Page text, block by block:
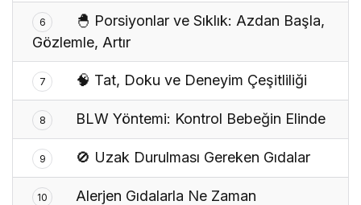
6
🐣 Porsiyonlar ve Sıklık: Azdan Başla,
Gözlemle, Artır
7 🧠 Tat, Doku ve Deneyim Çeşitliliği
8 BLW Yöntemi: Kontrol Bebeğin Elinde
9 🚫 Uzak Durulması Gereken Gıdalar
10
Alerjen Gıdalarla Ne Zaman